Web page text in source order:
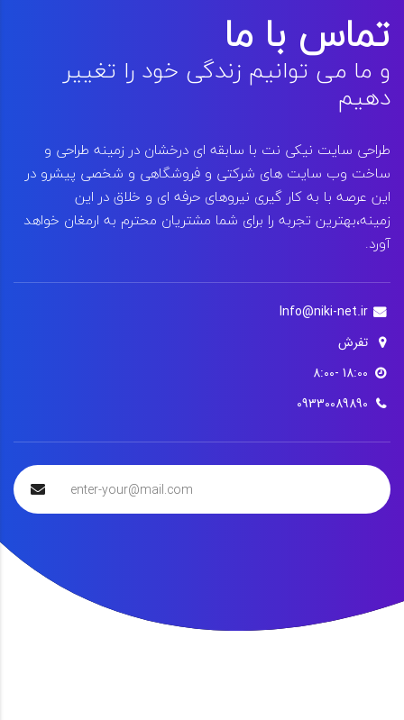
تماس با ما
و ما می توانیم زندگی خود را تغییر
دهیم
طراحی سایت نیکی نت با سابقه ای درخشان در زمینه طراحی و
ساخت وب سایت های شرکتی و فروشگاهی و شخصی پیشرو در
این عرصه با به کار گیری نیروهای حرفه ای و خلاق در این
زمینه،بهترین تجربه را برای شما مشتریان محترم به ارمغان خواهد
آورد.
Info@niki-net.ir
تفرش
18:00 -8:00
09330089890